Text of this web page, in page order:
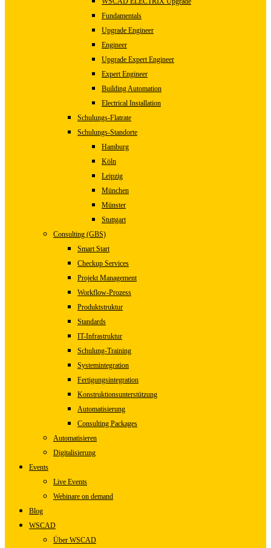
Fundamentals
Upgrade Engineer
Engineer
Upgrade Expert Engineer
Expert Engineer
Building Automation
Electrical Installation
Schulungs-Flatrate
Schulungs-Standorte
Hamburg
Köln
Leipzig
München
Münster
Stuttgart
Consulting (GBS)
Smart Start
Checkup Services
Projekt Management
Workflow-Prozess
Produktstruktur
Standards
IT-Infrastruktur
Schulung-Training
Systemintegration
Fertigungsintegration
Konstruktionsunterstützung
Automatisierung
Consulting Packages
Automatisieren
Digitalisierung
Events
Live Events
Webinare on demand
Blog
WSCAD
Über WSCAD